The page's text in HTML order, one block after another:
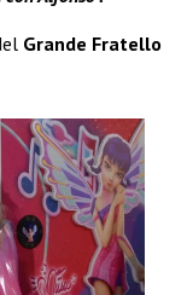
Grande Fratello